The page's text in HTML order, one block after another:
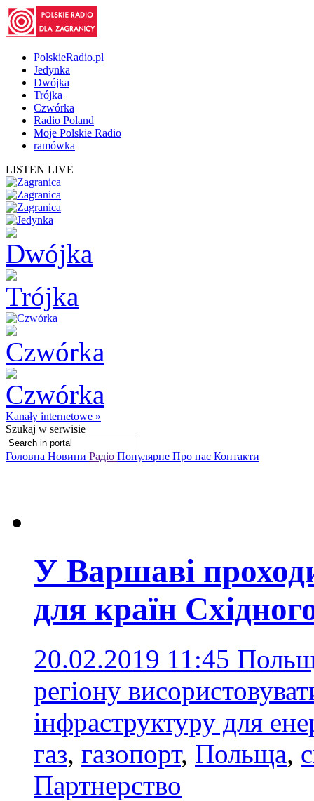
PolskieRadio.pl
Jedynka
Dwójka
Trójka
Czwórka
Radio Poland
Moje Polskie Radio
ramówka
LISTEN LIVE
Kanały internetowe »
Szukaj w serwisie
Головна Новини Радіо Популярне Про нас Контакти
У Варшаві
для країн
20.02.2019 11:45
регіону
інфраструктуру для
газ, газопорт, Польща,
Партнерство